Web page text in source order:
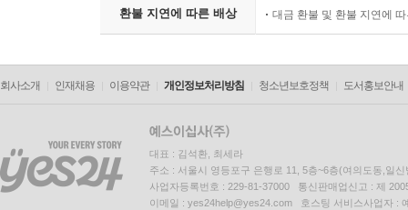
환불 지연에 따른 배상 대금 환불 및 환불 지연에
회사소개 인재채용 이용약관 개인정보처리방침 청소년보호정책 도서홍보안내
대표 : 김석환, 최세라
주소 : 서울시 영등포구 은행로 11, 5층~6층(여의도동,일신
사업자등록번호 : 229-81-37000 통신판매업신고 : 제
이메일 : yes24help@yes24.com 호스팅 서비스사업자 :